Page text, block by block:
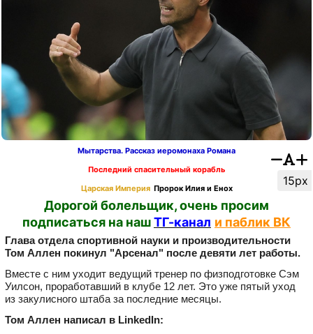
15px
Мытарства. Рассказ иеромонаха Романа
Последний спасительный корабль
Царская Империя Пророк Илия и Енох
Дорогой болельщик, очень просим
подписаться на нашТГ-канал и паблик ВК
Глава отдела спортивной науки и производительности
Том Аллен покинул "Арсенал" после девяти лет работы.
Вместе с ним уходит ведущий тренер по физподготовке Сэм
Уилсон, проработавший в клубе 12 лет. Это уже пятый уход
из закулисного штаба за последние месяцы.
Том Аллен написал в LinkedIn: